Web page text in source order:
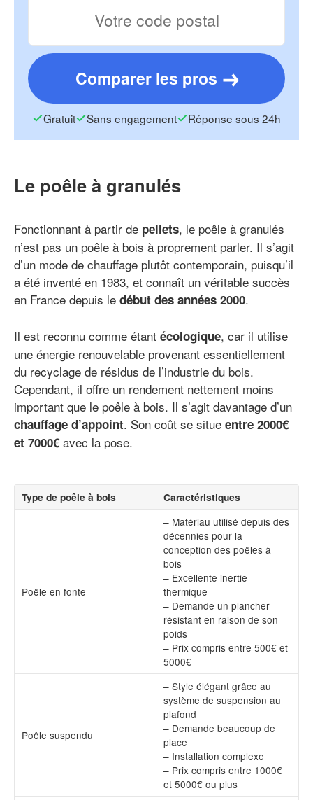
Comparer les pros
Gratuit Sans engagement Réponse sous 24h
Le poêle à granulés
Fonctionnant à partir de pellets, le poêle à granulés
n’est pas un poêle à bois à proprement parler. Il s’agit
d’un mode de chauffage plutôt contemporain, puisqu’il
a été inventé en 1983, et connaît un véritable succès
en France depuis le début des années 2000.
Il est reconnu comme étant écologique, car il utilise
une énergie renouvelable provenant essentiellement
du recyclage de résidus de l’industrie du bois.
Cependant, il offre un rendement nettement moins
important que le poêle à bois. Il s’agit davantage d’un
chauffage d’appoint. Son coût se situe entre 2000€
et 7000€ avec la pose.
Type de poêle à bois Caractéristiques
Poêle en fonte
– Matériau utilisé depuis des
décennies pour la
conception des poêles à
bois
– Excellente inertie
thermique
– Demande un plancher
résistant en raison de son
poids
– Prix compris entre 500€ et
5000€
Poêle suspendu
– Style élégant grâce au
système de suspension au
plafond
– Demande beaucoup de
place
– Installation complexe
– Prix compris entre 1000€
et 5000€ ou plus